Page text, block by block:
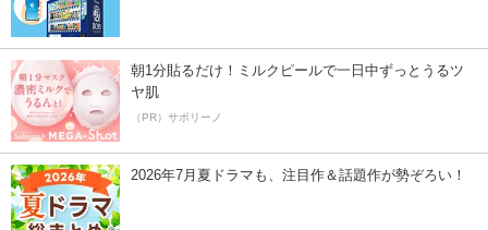
朝1分貼るだけ！ミルクピールで一日中ずっとうるツ
ヤ肌
（PR）サボリーノ
2026年7月夏ドラマも、注目作＆話題作が勢ぞろい！